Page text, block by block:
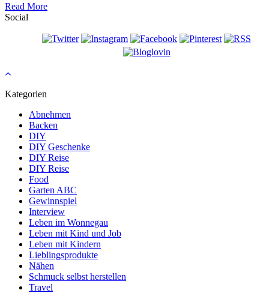
Read More
Social
Kategorien
Abnehmen
Backen
DIY
DIY Geschenke
DIY Reise
DIY Reise
Food
Garten ABC
Gewinnspiel
Interview
Leben im Wonnegau
Leben mit Kind und Job
Leben mit Kindern
Lieblingsprodukte
Nähen
Schmuck selbst herstellen
Travel